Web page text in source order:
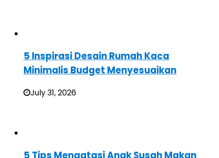
5 Inspirasi Desain Rumah Kaca
Minimalis Budget Menyesuaikan
July 31, 2026
5 Tips Mengatasi Anak Susah Makan